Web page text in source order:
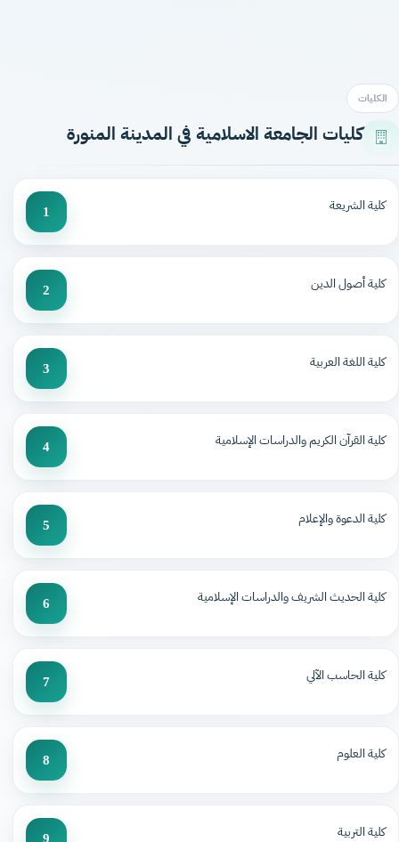
الكليات
كليات الجامعة الاسلامية في المدينة المنورة
كلية الشريعة 1
كلية أصول الدين 2
كلية اللغة العربية 3
كلية القرآن الكريم والدراسات الإسلامية 4
كلية الدعوة والإعلام 5
كلية الحديث الشريف والدراسات الإسلامية 6
كلية الحاسب الآلي 7
كلية العلوم 8
كلية التربية